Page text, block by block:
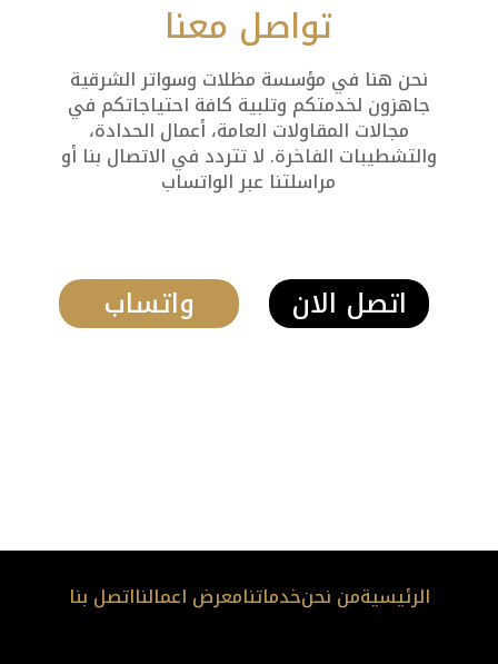
تواصل معنا
نحن هنا في مؤسسة مظلات وسواتر الشرقية
جاهزون لخدمتكم وتلبية كافة احتياجاتكم في
مجالات المقاولات العامة، أعمال الحدادة،
والتشطيبات الفاخرة. لا تتردد في الاتصال بنا أو
مراسلتنا عبر الواتساب
واتساب اتصل الان
الرئيسيةمن نحنخدماتنامعرض اعمالنااتصل بنا